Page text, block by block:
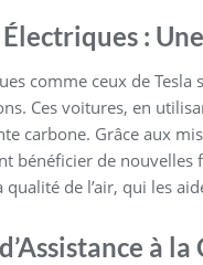
Électriques :
comme ceux de
Ces voitures, en
carbone. Grâce aux
bénéficier de
de l’air, qui les
à